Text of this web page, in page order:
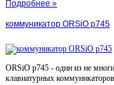
Подробнее »
коммуникатор ORSiO p745
ORSiO p745 - один из не
клавиатурных коммуникаторов